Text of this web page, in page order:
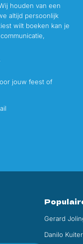
houden van een
altijd persoonlijk
wilt boeken kan je
jouw feest of
Gerard
Danilo